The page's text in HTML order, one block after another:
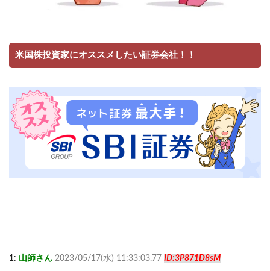
米国株投資家にオススメしたい証券会社！！
1: 山師さん 2023/05/17(水) 11:33:03.77 ID:3P871D8sM